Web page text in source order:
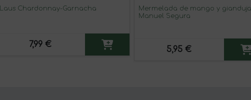
Laus Chardonnay-Garnacha
7,99 €
Mermelada de mango y gianduja
Manuel Segura
5,95 €